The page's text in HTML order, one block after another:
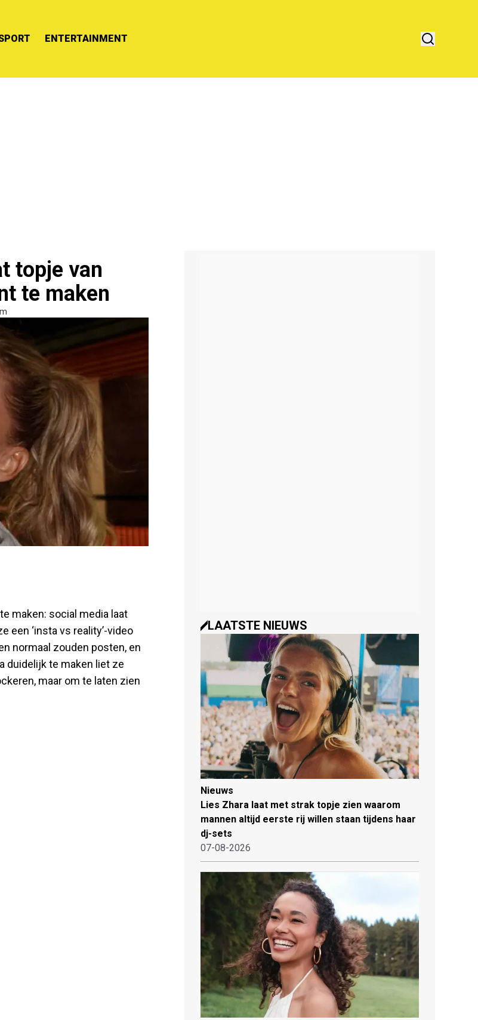
ENTERTAINMENT
topje van
te maken
maken: social media laat
een ‘insta vs reality’-video
normaal zouden posten, en
duidelijk te maken liet ze
maar om te laten zien
LAATSTE NIEUWS
Nieuws
Lies Zhara laat met strak topje zien waarom
mannen altijd eerste rij willen staan tijdens haar
dj-sets
07-08-2026